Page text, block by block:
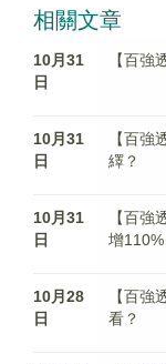
相關文章
10月31
日
【百強
10月31
日
【百
繹？
10月31
日
【百
增110%
10月28
日
【百
看？